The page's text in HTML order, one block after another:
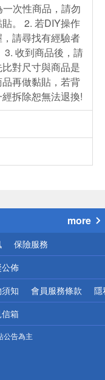
一次性商品，請勿
。 2. 若DIY操作
請尋找有經驗者
3. 收到商品後，請
對尺寸與商品是
再做黏貼，若背
拆除恕無法退換!
more
保險服務
佈
知 會員服務條款 隱
箱
公告為主